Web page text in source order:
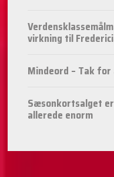
virkning til
Mindeord – Tak for
Sæsonkortsalget
allerede enorm